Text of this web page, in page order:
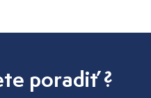
poradiť ?